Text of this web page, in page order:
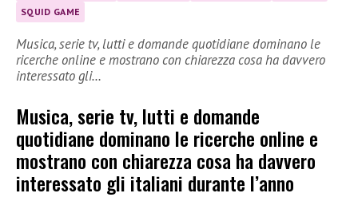
SQUID GAME
Musica, serie tv, lutti e domande quotidiane dominano le
ricerche online e mostrano con chiarezza cosa ha davvero
interessato gli…
Musica, serie tv, lutti e domande
quotidiane dominano le ricerche online e
mostrano con chiarezza cosa ha davvero
interessato gli italiani durante l’anno